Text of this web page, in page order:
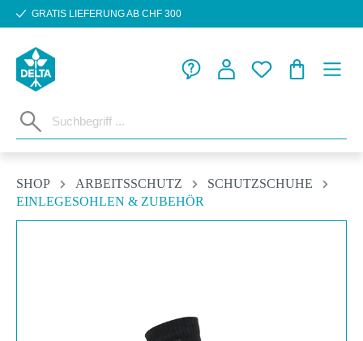
Zum Hauptinhalt springen
GRATIS LIEFERUNG AB CHF 300
SHOP ARBEITSSCHUTZ
SCHUTZSCHUHE
EINLEGESOHLEN & ZUBEHÖR